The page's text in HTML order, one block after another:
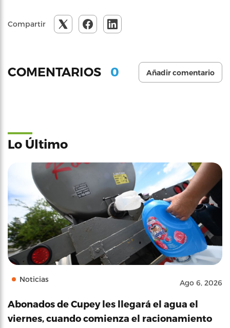
Compartir
COMENTARIOS 0 Añadir comentario
Lo Último
Noticias Ago 6, 2026
Abonados de Cupey les llegará el agua el
viernes, cuando comienza el racionamiento